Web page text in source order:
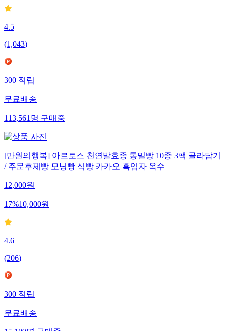
4.5
(1,043)
300 적립
무료배송
113,561 명 구매중
[만원의행복] 아르토스 천연발효종 통밀빵 10종 3팩 골라담기
/ 주문후제빵 모닝빵 식빵 카카오 흑임자 옥수
12,000원
17%10,000원
4.6
(206)
300 적립
무료배송